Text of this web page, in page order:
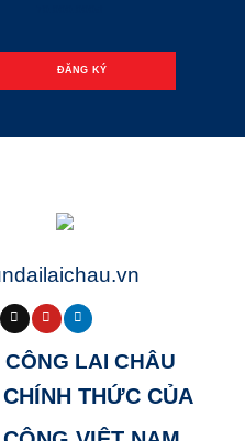
LAI CHÂU
THỨC CỦA